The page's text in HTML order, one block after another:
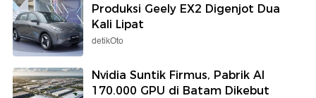
Produksi Geely EX2 Digenjot Dua
Kali Lipat
detikOto
Nvidia Suntik Firmus, Pabrik AI
170.000 GPU di Batam Dikebut